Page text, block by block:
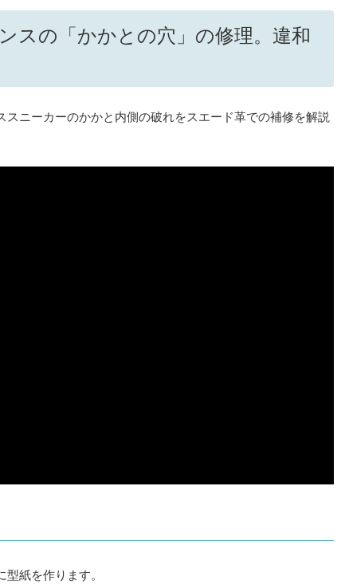
スの「かかとの穴」の修理。違和
ニーカーのかかと内側の破れをスエード革での補修を解説
紙を作ります。